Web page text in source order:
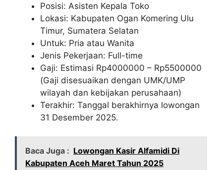
Posisi: Asisten Kepala Toko
Lokasi: Kabupaten Ogan Komering Ulu
Timur, Sumatera Selatan
Untuk: Pria atau Wanita
Jenis Pekerjaan: Full-time
Gaji: Estimasi Rp4000000 – Rp5500000
(Gaji disesuaikan dengan UMK/UMP
wilayah dan kebijakan perusahaan)
Terakhir: Tanggal berakhirnya lowongan
31 Desember 2025.
Baca Juga : Lowongan Kasir Alfamidi Di
Kabupaten Aceh Maret Tahun 2025